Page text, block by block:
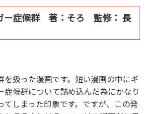
ー症候群 著：そろ 監修： 長
を扱った漫画です。短い漫画の中にギ
症候群について詰め込んだ為にかなり
てしまった印象です。ですが、この発